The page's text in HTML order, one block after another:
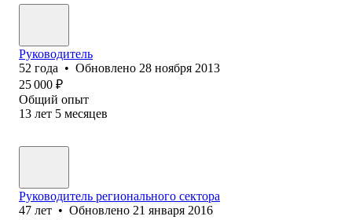
Руководитель
52 года • Обновлено 28 ноября 2013
25 000 ₽
Общий опыт
13 лет 5 месяцев
Руководитель регионального сектора
47 лет • Обновлено 21 января 2016